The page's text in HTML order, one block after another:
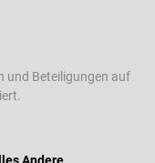
und Beteiligungen auf